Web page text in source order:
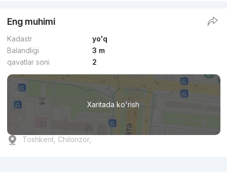
Eng muhimi
Kadastr
yo'q
Balandligi
3 m
qavatlar soni
2
Xaritada ko'rish
Toshkent, Chilonzor,